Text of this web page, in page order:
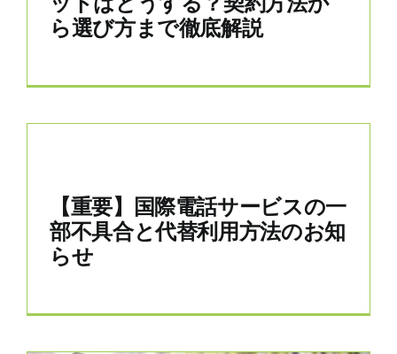
ら選び方まで徹底解説
【重要】国際電話サービスの一
部不具合と代替利用方法のお知
らせ